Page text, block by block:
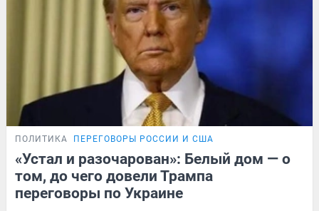
ПОЛИТИКА ПЕРЕГОВОРЫ РОССИИ И США
«Устал и разочарован»: Белый дом — о
том, до чего довели Трампа
переговоры по Украине